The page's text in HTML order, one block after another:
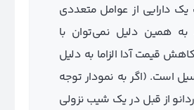
یک دارایی از عوامل متعددی
به همین دلیل نمی‌توان با
قیمت آدا الزاما به دلیل
است. (اگر به نمودار توجه
از قبل در یک شیب نزولی